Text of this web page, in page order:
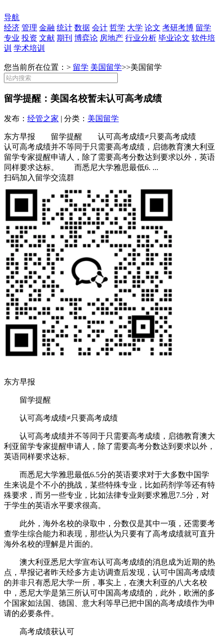
导航
经济 管理 金融 统计 数据 会计 哲学 大学 论文 考研考博 留学
专业 投资 文献 期刊 博弈论 房地产 行业分析 毕业论文 软件培
训 学术培训
您当前所在位置：> 留学 美国留学>>美国留学
留学提醒：美国名校暂未认可高考成绩
发布： 经管之家 | 分类： 美国留学
东方早报 留学提醒 认可高考成绩≠只要高考成绩
认可高考成绩并不等同于只需要高考成绩，启德教育澳大利亚
留学专家提醒申请人，除了需要高考分数达到要求以外，英语
同样要求达标。 而悉尼大学雅思最低6. ...
扫码加入留学交流群
东方早报
留学提醒
认可高考成绩≠只要高考成绩
认可高考成绩并不等同于只需要高考成绩，启德教育澳大
利亚留学专家提醒申请人，除了需要高考分数达到要求以外，
英语同样要求达标。
而悉尼大学雅思最低6.5分的英语要求对于大多数中国学
生来说是个不小的挑战，某些特殊专业，比如药剂学等还有特
殊要求，而另一些专业，比如法律专业则要求雅思7.5分，对
于学生的英语水平要求很高。
此外，海外名校的录取中，分数仅是其中一项，还需要考
查学生综合能力和表现，那些认为只要有了高考成绩就可直升
海外名校的理解是片面的。
澳大利亚悉尼大学宣布认可高考成绩的消息成为近期的热
点，早报记者昨天经多方走访调查后发现，认可中国高考成绩
的并非只有悉尼大学一所，事实上，在澳大利亚的八大名校
中，悉尼大学是第三所认可中国高考成绩的，此外，欧洲的多
个国家如法国、德国、意大利等早已把中国的高考成绩作为申
请的必要条件。
高考成绩获认可